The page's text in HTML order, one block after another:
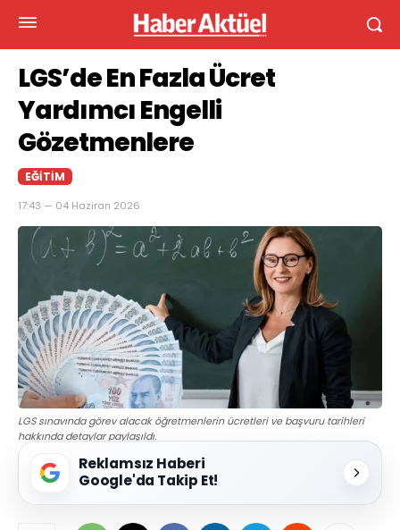
LGS’de En Fazla Ücret
Yardımcı Engelli
Gözetmenlere
EĞITIM
17:43 — 04 Haziran 2026
LGS sınavında görev alacak öğretmenlerin ücretleri ve başvuru tarihleri
hakkında detaylar paylaşıldı.
Reklamsız Haberi
Google'da Takip Et!